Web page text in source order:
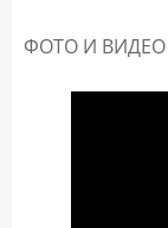
ФОТО И